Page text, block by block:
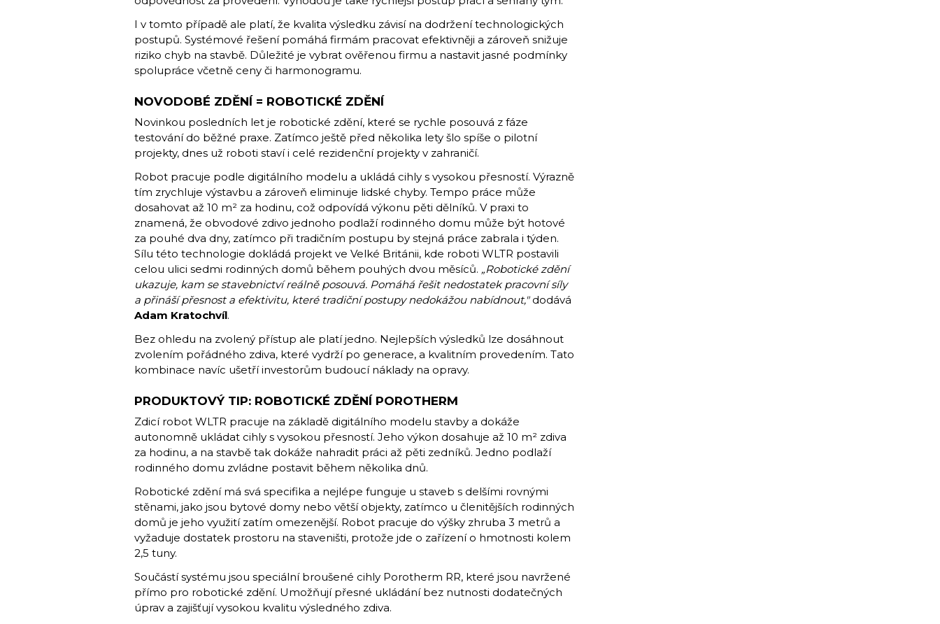
I v tomto případě ale platí, že kvalita výsledku závisí na dodržení technologických
postupů. Systémové řešení pomáhá firmám pracovat efektivněji a zároveň snižuje
riziko chyb na stavbě. Důležité je vybrat ověřenou firmu a nastavit jasné podmínky
spolupráce včetně ceny či harmonogramu.
NOVODOBÉ ZDĚNÍ = ROBOTICKÉ ZDĚNÍ
Novinkou posledních let je robotické zdění, které se rychle posouvá z fáze
testování do běžné praxe. Zatímco ještě před několika lety šlo spíše o pilotní
projekty, dnes už roboti staví i celé rezidenční projekty v zahraničí.
Robot pracuje podle digitálního modelu a ukládá cihly s vysokou přesností. Výrazně
tím zrychluje výstavbu a zároveň eliminuje lidské chyby. Tempo práce může
dosahovat až 10 m² za hodinu, což odpovídá výkonu pěti dělníků. V praxi to
znamená, že obvodové zdivo jednoho podlaží rodinného domu může být hotové
za pouhé dva dny, zatímco při tradičním postupu by stejná práce zabrala i týden.
Sílu této technologie dokládá projekt ve Velké Británii, kde roboti WLTR postavili
celou ulici sedmi rodinných domů během pouhých dvou měsíců. „Robotické zdění
ukazuje, kam se stavebnictví reálně posouvá. Pomáhá řešit nedostatek pracovní síly
a přináší přesnost a efektivitu, které tradiční postupy nedokážou nabídnout,"dodává
Adam Kratochvíl.
Bez ohledu na zvolený přístup ale platí jedno. Nejlepších výsledků lze dosáhnout
zvolením pořádného zdiva, které vydrží po generace, a kvalitním provedením. Tato
kombinace navíc ušetří investorům budoucí náklady na opravy.
PRODUKTOVÝ TIP: ROBOTICKÉ ZDĚNÍ POROTHERM
Zdicí robot WLTR pracuje na základě digitálního modelu stavby a dokáže
autonomně ukládat cihly s vysokou přesností. Jeho výkon dosahuje až 10 m² zdiva
za hodinu, a na stavbě tak dokáže nahradit práci až pěti zedníků. Jedno podlaží
rodinného domu zvládne postavit během několika dnů.
Robotické zdění má svá specifika a nejlépe funguje u staveb s delšími rovnými
stěnami, jako jsou bytové domy nebo větší objekty, zatímco u členitějších rodinných
domů je jeho využití zatím omezenější. Robot pracuje do výšky zhruba 3 metrů a
vyžaduje dostatek prostoru na staveništi, protože jde o zařízení o hmotnosti kolem
2,5 tuny.
Součástí systému jsou speciální broušené cihly Porotherm RR, které jsou navržené
přímo pro robotické zdění. Umožňují přesné ukládání bez nutnosti dodatečných
úprav a zajišťují vysokou kvalitu výsledného zdiva.